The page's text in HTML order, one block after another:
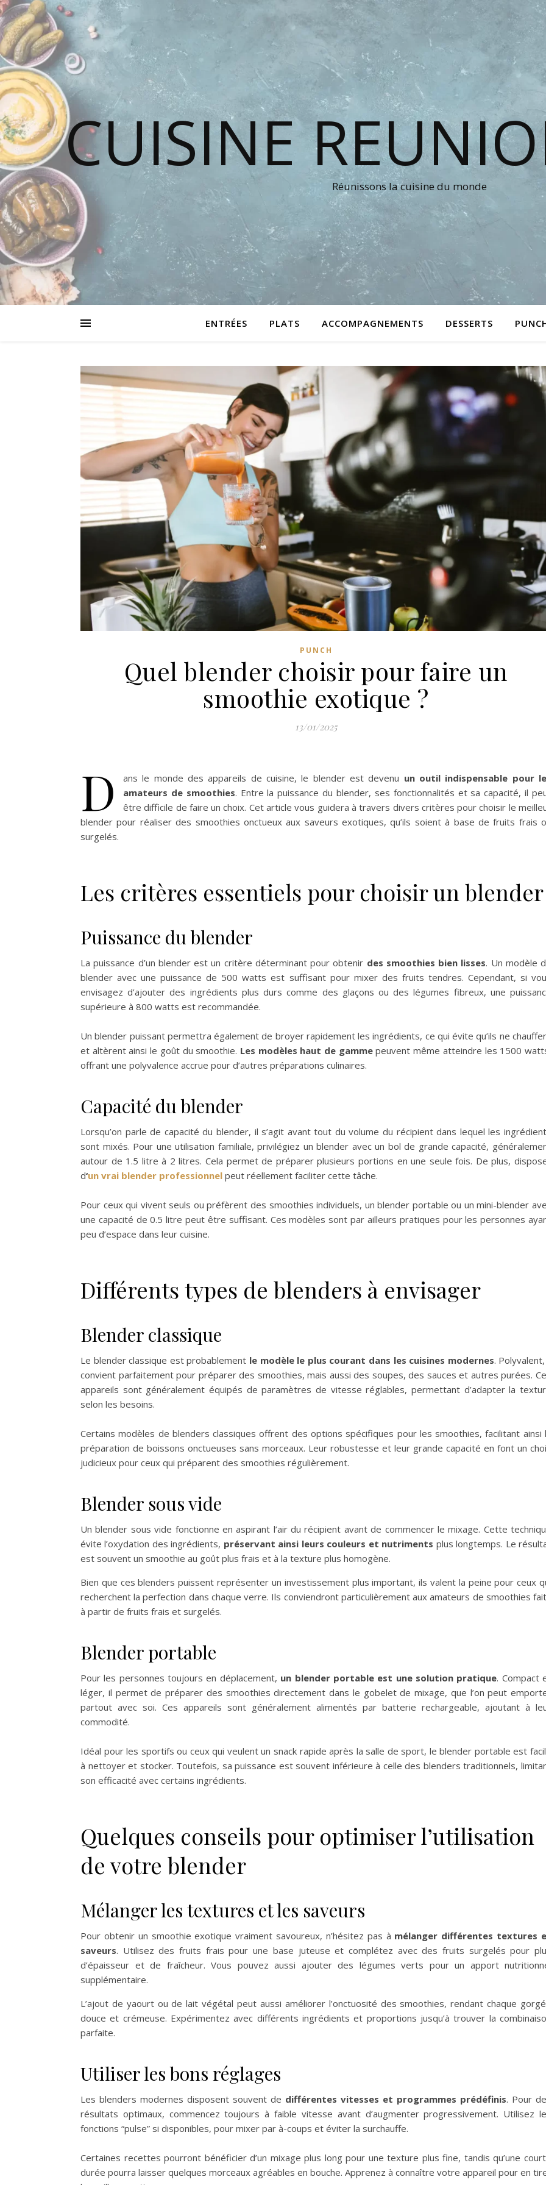
CUISINE
Réunissons la cuisine du monde
ENTRÉES PLATS ACCOMPAGNEMENTS DESSERTS
PUNCH
Quel blender choisir pour faire un
smoothie exotique ?
13/01/2025
D ans le monde des appareils de cuisine, le blender est devenu un outil indispensable pour
amateurs de smoothies. Entre la puissance du blender, ses fonctionnalités et sa capacité, il
être difficile de faire un choix. Cet article vous guidera à travers divers critères pour choisir le
blender pour réaliser des smoothies onctueux aux saveurs exotiques, qu’ils soient à base de fruits frais
surgelés.
Les critères essentiels pour choisir un blender
Puissance du blender
La puissance d’un blender est un critère déterminant pour obtenir des smoothies bien lisses. Un modèle
blender avec une puissance de 500 watts est suffisant pour mixer des fruits tendres. Cependant, si
envisagez d’ajouter des ingrédients plus durs comme des glaçons ou des légumes fibreux, une
supérieure à 800 watts est recommandée.
Un blender puissant permettra également de broyer rapidement les ingrédients, ce qui évite qu’ils ne
et altèrent ainsi le goût du smoothie. Les modèles haut de gammepeuvent même atteindre les 1500
offrant une polyvalence accrue pour d’autres préparations culinaires.
Capacité du blender
Lorsqu’on parle de capacité du blender, il s’agit avant tout du volume du récipient dans lequel les
sont mixés. Pour une utilisation familiale, privilégiez un blender avec un bol de grande capacité,
autour de 1.5 litre à 2 litres. Cela permet de préparer plusieurs portions en une seule fois. De plus,
d‘un vrai blender professionnel peut réellement faciliter cette tâche.
Pour ceux qui vivent seuls ou préfèrent des smoothies individuels, un blender portable ou un mini-blender
une capacité de 0.5 litre peut être suffisant. Ces modèles sont par ailleurs pratiques pour les personnes
peu d’espace dans leur cuisine.
Différents types de blenders à envisager
Blender classique
Le blender classique est probablement le modèle le plus courant dans les cuisines modernes.
convient parfaitement pour préparer des smoothies, mais aussi des soupes, des sauces et autres purées.
appareils sont généralement équipés de paramètres de vitesse réglables, permettant d’adapter la
selon les besoins.
Certains modèles de blenders classiques offrent des options spécifiques pour les smoothies, facilitant ainsi
préparation de boissons onctueuses sans morceaux. Leur robustesse et leur grande capacité en font un
judicieux pour ceux qui préparent des smoothies régulièrement.
Blender sous vide
Un blender sous vide fonctionne en aspirant l’air du récipient avant de commencer le mixage. Cette
évite l’oxydation des ingrédients, préservant ainsi leurs couleurs et nutriments plus longtemps. Le
est souvent un smoothie au goût plus frais et à la texture plus homogène.
Bien que ces blenders puissent représenter un investissement plus important, ils valent la peine pour ceux
recherchent la perfection dans chaque verre. Ils conviendront particulièrement aux amateurs de smoothies
à partir de fruits frais et surgelés.
Blender portable
Pour les personnes toujours en déplacement, un blender portable est une solution pratique. Compact
léger, il permet de préparer des smoothies directement dans le gobelet de mixage, que l’on peut
partout avec soi. Ces appareils sont généralement alimentés par batterie rechargeable, ajoutant à
commodité.
Idéal pour les sportifs ou ceux qui veulent un snack rapide après la salle de sport, le blender portable est
à nettoyer et stocker. Toutefois, sa puissance est souvent inférieure à celle des blenders traditionnels,
son efficacité avec certains ingrédients.
Quelques conseils pour optimiser l’utilisation
de votre blender
Mélanger les textures et les saveurs
Pour obtenir un smoothie exotique vraiment savoureux, n’hésitez pas à mélanger différentes textures
saveurs. Utilisez des fruits frais pour une base juteuse et complétez avec des fruits surgelés pour
d’épaisseur et de fraîcheur. Vous pouvez aussi ajouter des légumes verts pour un apport
supplémentaire.
L’ajout de yaourt ou de lait végétal peut aussi améliorer l’onctuosité des smoothies, rendant chaque
douce et crémeuse. Expérimentez avec différents ingrédients et proportions jusqu’à trouver la
parfaite.
Utiliser les bons réglages
Les blenders modernes disposent souvent de différentes vitesses et programmes prédéfinis. Pour
résultats optimaux, commencez toujours à faible vitesse avant d’augmenter progressivement. Utilisez
fonctions “pulse” si disponibles, pour mixer par à-coups et éviter la surchauffe.
Certaines recettes pourront bénéficier d’un mixage plus long pour une texture plus fine, tandis qu’une
durée pourra laisser quelques morceaux agréables en bouche. Apprenez à connaître votre appareil pour en